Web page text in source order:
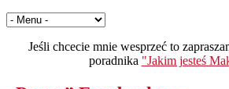
Jeśli chcecie mnie wesprzeć to
poradnika "Jakim jesteś